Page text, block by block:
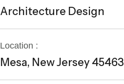
Architecture Design
Location :
Mesa, New Jersey 45463